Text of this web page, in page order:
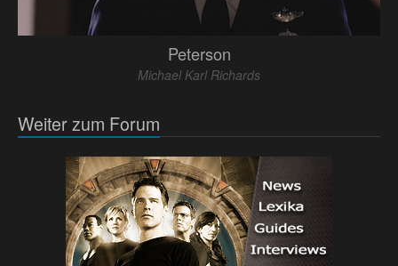
Peterson
Michael Karl Richards
Weiter zum Forum